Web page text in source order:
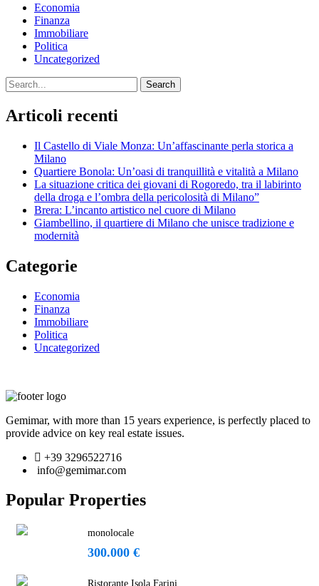
Economia
Finanza
Immobiliare
Politica
Uncategorized
Search
Articoli recenti
Il Castello di Viale Monza: Un’affascinante perla storica a
Milano
Quartiere Bonola: Un’oasi di tranquillità e vitalità a Milano
La situazione critica dei giovani di Rogoredo, tra il labirinto
della droga e l’ombra della pericolosità di Milano”
Brera: L’incanto artistico nel cuore di Milano
Giambellino, il quartiere di Milano che unisce tradizione e
modernità
Categorie
Economia
Finanza
Immobiliare
Politica
Uncategorized
Gemimar, with more than 15 years experience, is perfectly placed to
provide advice on key real estate issues.
+39 3296522716
info@gemimar.com
Popular Properties
monolocale
300.000 €
Ristorante Isola Farini